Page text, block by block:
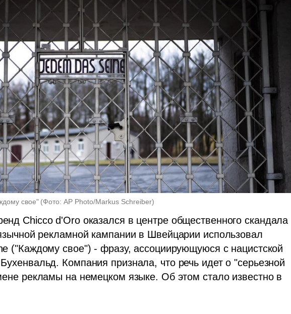
свое" (Фото: AP Photo/Markus Schreiber)
Chicco d'Oro оказался в центре общественного скандала
рекламной кампании в Швейцарии использовал
("Каждому свое") - фразу, ассоциирующуюся с нацистской
Компания признала, что речь идет о "серьезной
рекламы на немецком языке. Об этом стало известно в